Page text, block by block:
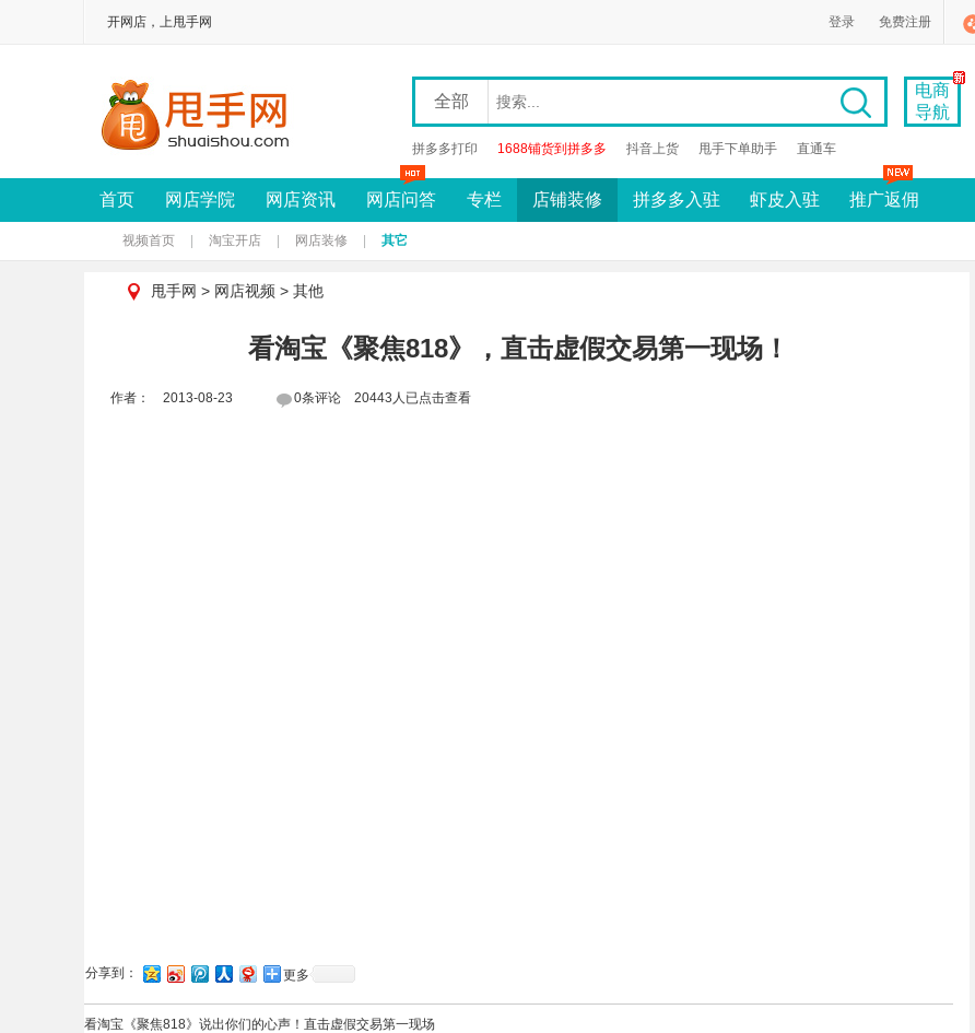
开网店，上甩手网 登录 免费注册
全部
拼多多打印 1688铺货到拼多多 抖音上货 甩手下单助手 直通车
电商
导航
首页 网店学院 网店资讯 网店问答 专栏 店铺装修 拼多多入驻 虾皮入驻 推广返佣
视频首页 淘宝开店 网店装修 其它
甩手网 > 网店视频 > 其他
看淘宝《聚焦818》，直击虚假交易第一现场！
作者： 2013-08-23 0条评论 20443人已点击查看
分享到： 更多
看淘宝《聚焦818》说出你们的心声！直击虚假交易第一现场